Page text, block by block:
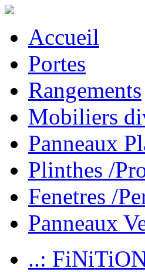
Accueil
Portes
Rangements
Mobiliers
Panneaux
Plinthes /
Fenetres /
Panneaux
..: